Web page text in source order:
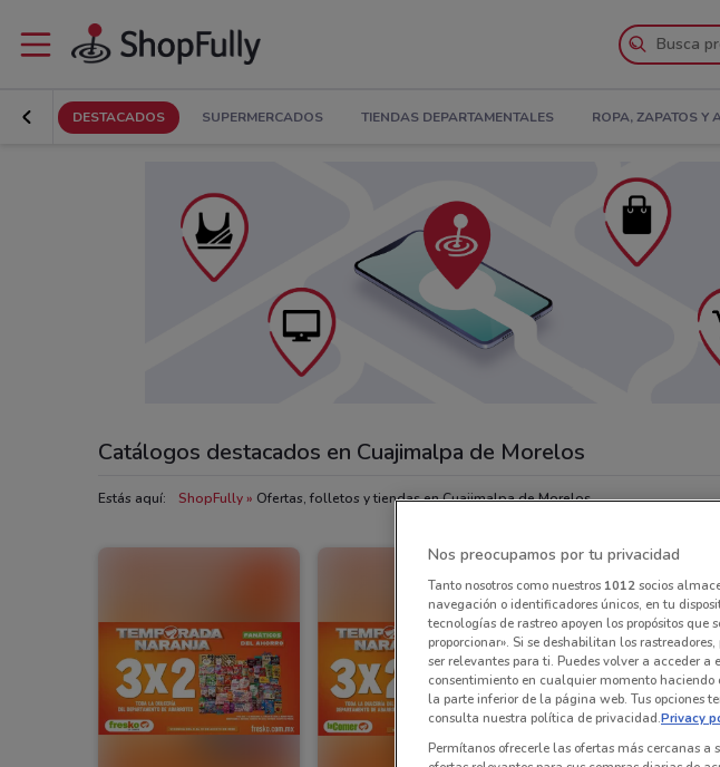
DESTACADOS SUPERMERCADOS TIENDAS DEPARTAMENTALES ROPA, ZAPATOS Y
Catálogos destacados en Cuajimalpa de Morelos
Estás aquí: ShopFully Ofertas, folletos y tiendas en Cuajimalpa de Morelos
Nos preocupamos por tu privacidad
Tanto nosotros como nuestros 1012socios
navegación o identificadores únicos, en tu
tecnologías de rastreo apoyen los propósitos que
proporcionar». Si se deshabilitan los
ser relevantes para ti. Puedes volver a acceder
consentimiento en cualquier momento haciendo
la parte inferior de la página web. Tus opciones
consulta nuestra política de privacidad.Privacy
Permítanos ofrecerle las ofertas más cercanas a